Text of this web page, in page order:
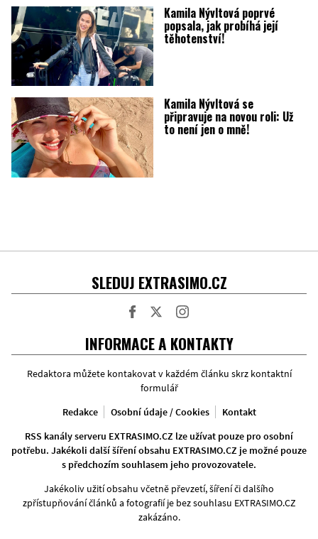
Kamila Nývltová poprvé
popsala, jak probíhá její
těhotenství!
Kamila Nývltová se
připravuje na novou roli: Už
to není jen o mně!
SLEDUJ EXTRASIMO.CZ
INFORMACE A KONTAKTY
Redaktora můžete kontakovat v každém článku skrz kontaktní
formulář
Redakce
Osobní údaje / Cookies
Kontakt
RSS kanály serveru EXTRASIMO.CZ lze užívat pouze pro osobní
potřebu. Jakékoli další šíření obsahu EXTRASIMO.CZ je možné pouze
s předchozím souhlasem jeho provozovatele.
Jakékoliv užití obsahu včetně převzetí, šíření či dalšího
zpřístupňování článků a fotografií je bez souhlasu EXTRASIMO.CZ
zakázáno.